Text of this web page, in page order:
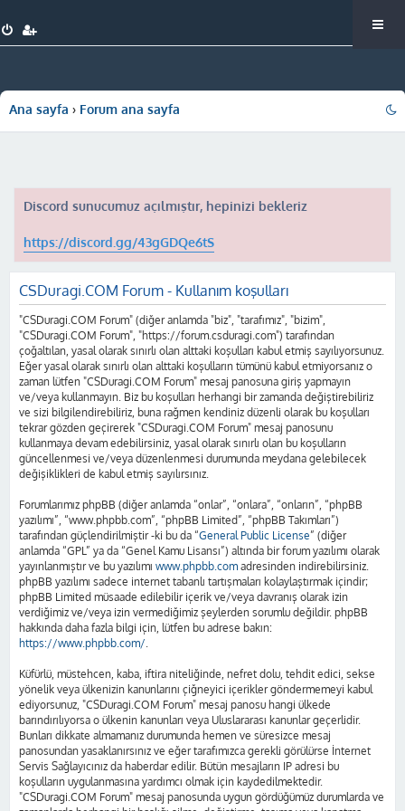
Ana sayfa Forum ana sayfa
Discord sunucumuz açılmıştır, hepinizi bekleriz
https://discord.gg/43gGDQe6tS
CSDuragi.COM Forum - Kullanım koşulları
"CSDuragi.COM Forum" (diğer anlamda "biz", "tarafımız", "bizim",
"CSDuragi.COM Forum", "https://forum.csduragi.com") tarafından
çoğaltılan, yasal olarak sınırlı olan alttaki koşulları kabul etmiş sayılıyorsunuz.
Eğer yasal olarak sınırlı olan alttaki koşulların tümünü kabul etmiyorsanız o
zaman lütfen "CSDuragi.COM Forum" mesaj panosuna giriş yapmayın
ve/veya kullanmayın. Biz bu koşulları herhangi bir zamanda değiştirebiliriz
ve sizi bilgilendirebiliriz, buna rağmen kendiniz düzenli olarak bu koşulları
tekrar gözden geçirerek "CSDuragi.COM Forum" mesaj panosunu
kullanmaya devam edebilirsiniz, yasal olarak sınırlı olan bu koşulların
güncellenmesi ve/veya düzenlenmesi durumunda meydana gelebilecek
değişiklikleri de kabul etmiş sayılırsınız.
Forumlarımız phpBB (diğer anlamda “onlar”, “onlara”, “onların”, “phpBB
yazılımı”, “www.phpbb.com”, “phpBB Limited”, “phpBB Takımları”)
tarafından güçlendirilmiştir -ki bu da “General Public License” (diğer
anlamda “GPL” ya da “Genel Kamu Lisansı”) altında bir forum yazılımı olarak
yayınlanmıştır ve bu yazılımı www.phpbb.com adresinden indirebilirsiniz.
phpBB yazılımı sadece internet tabanlı tartışmaları kolaylaştırmak içindir;
phpBB Limited müsaade edilebilir içerik ve/veya davranış olarak izin
verdiğimiz ve/veya izin vermediğimiz şeylerden sorumlu değildir. phpBB
hakkında daha fazla bilgi için, lütfen bu adrese bakın:
https://www.phpbb.com/.
Küfürlü, müstehcen, kaba, iftira niteliğinde, nefret dolu, tehdit edici, sekse
yönelik veya ülkenizin kanunlarını çiğneyici içerikler göndermemeyi kabul
ediyorsunuz, "CSDuragi.COM Forum" mesaj panosu hangi ülkede
barındırılıyorsa o ülkenin kanunları veya Uluslararası kanunlar geçerlidir.
Bunları dikkate almamanız durumunda hemen ve süresizce mesaj
panosundan yasaklanırsınız ve eğer tarafımızca gerekli görülürse İnternet
Servis Sağlayıcınız da haberdar edilir. Bütün mesajların IP adresi bu
koşulların uygulanmasına yardımcı olmak için kaydedilmektedir.
"CSDuragi.COM Forum" mesaj panosunda uygun gördüğümüz durumlarda ve